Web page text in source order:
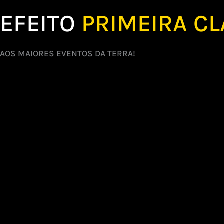
EFEITO PRIMEIRA
AOS MAIORES EVENTOS DA TERRA!